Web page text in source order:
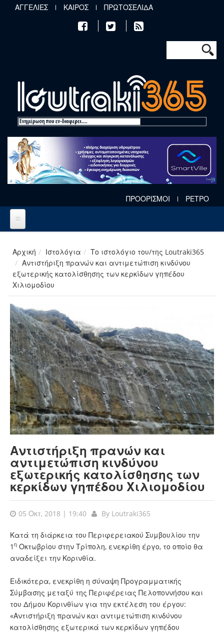
Παράκαμψη προς το κυρίως περιεχόμενο
ΑΓΓΕΛΙΕΣ ΚΑΙΡΟΣ ΠΡΩΤΟΣΕΛΙΔΑ
Φόρμα
Αναζήτηση
ΠΡΟΟΡΙΣΜΟΙ ΡΕΤΡΟ
Αρχική Ιστολόγια
Το ιστολόγιο του/της Loutraki365
Αντιστήριξη πρανών και αντιμετώπιση κινδύνου
εξωτερικής κατολίσθησης των κερκίδων γηπέδου
Χιλιομοδίου
Αντιστήριξη πρανών και
αντιμετώπιση κινδύνου
εξωτερικής κατολίσθησης των
κερκίδων γηπέδου Χιλιομοδίου
05 Οκτ, 2018 | 19:40 By Loutraki365
Κατά τη διάρκεια του Περιφερειακού Συμβουλίου την
1 η Οκτωβρίου στην Τρίπολη, ενεκρίθη έργο, το οποίο θα
αναδείξει την Κορινθία.
Ειδικότερα, ενεκρίθη η σύναψη Προγραμματικής
Σύμβασης μεταξύ της Περιφέρειας Πελοποννήσου και
του Δήμου Κορινθίων για την εκτέλεση του έργου:
«Αντιστήριξη πρανών και αντιμετώπιση κινδύνου
κατολίσθησης εξωτερικά των κερκίδων γηπέδου